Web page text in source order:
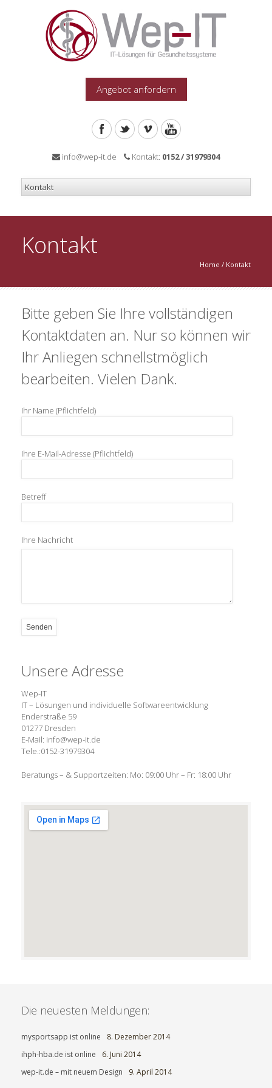
Angebot anfordern
info@wep-it.de Kontakt: 0152 / 31979304
Kontakt
Home / Kontakt
Bitte geben Sie Ihre vollständigen
Kontaktdaten an. Nur so können wir
Ihr Anliegen schnellstmöglich
bearbeiten. Vielen Dank.
Ihr Name (Pflichtfeld)
Ihre E-Mail-Adresse (Pflichtfeld)
Betreff
Ihre Nachricht
Unsere Adresse
Wep-IT
IT – Lösungen und individuelle Softwareentwicklung
Enderstraße 59
01277 Dresden
E-Mail: info@wep-it.de
Tele.:0152-31979304
Beratungs – & Supportzeiten: Mo: 09:00 Uhr – Fr: 18:00 Uhr
Die neuesten Meldungen:
mysportsapp ist online
8. Dezember 2014
ihph-hba.de ist online
6. Juni 2014
wep-it.de – mit neuem Design
9. April 2014